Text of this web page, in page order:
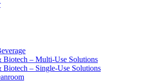
Biotech – Multi-Use Solutions
Biotech – Single-Use Solutions